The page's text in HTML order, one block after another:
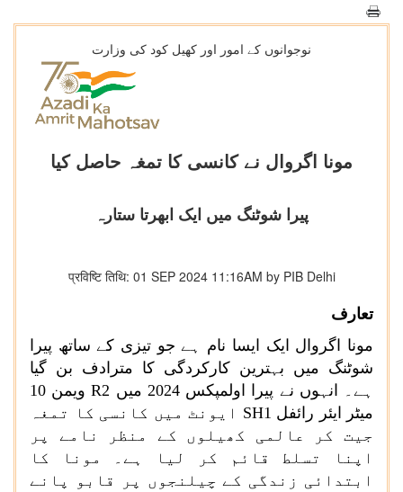
نوجوانوں کے امور اور کھیل کود کی وزارت
مونا اگروال نے کانسی کا تمغہ حاصل کیا
پیرا شوٹنگ میں ایک ابھرتا ستارہ
प्रविष्टि तिथि: 01 SEP 2024 11:16AM by PIB Delhi
تعارف
مونا اگروال ایک ایسا نام ہے جو تیزی کے ساتھ پیرا
شوٹنگ میں بہترین کارکردگی کا مترادف بن گیا
ہے۔ انہوں نے پیرا اولمپکس 2024 میں
R2
ویمن 10
میٹر ایئر رائفل SH1 ایونٹ میں کانسی کا تمغہ
جیت کر عالمی کھیلوں کے منظر نامے پر
اپنا تسلط قائم کر لیا ہے۔ مونا کا
ابتدائی زندگی کے چیلنجوں پر قابو پانے